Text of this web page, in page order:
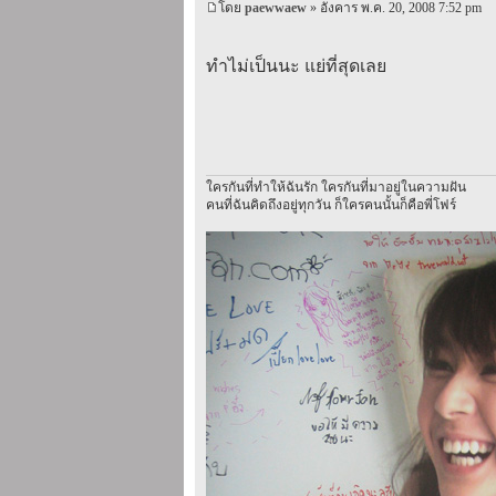
โดย paewwaew » อังคาร พ.ค. 20, 2008 7:52 pm
ทำไม่เป็นนะ แย่ที่สุดเลย
ใครกันที่ทำให้ฉันรัก ใครกันที่มาอยู่ในความฝัน
คนที่ฉันคิดถึงอยู่ทุกวัน ก็ใครคนนั้นก็คือพี่โฟร์